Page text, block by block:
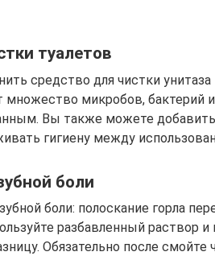
туалетов
средство для чистки унитаза
множество микробов, бактерий
Вы также можете
гигиену между
боли
боли: полоскание горла
разбавленный раствор
Обязательно после смойте